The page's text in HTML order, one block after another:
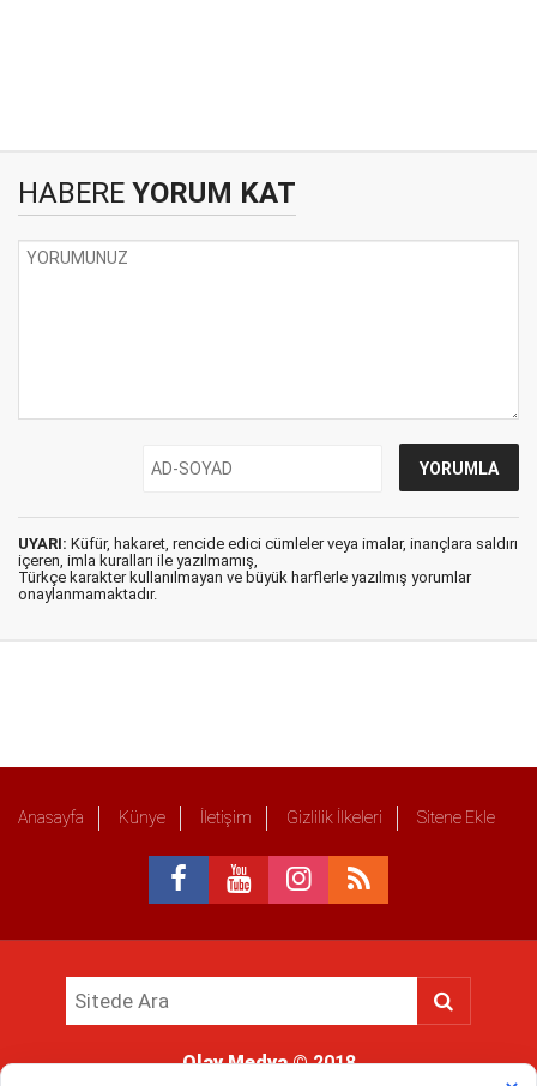
HABERE YORUM KAT
UYARI: Küfür, hakaret, rencide edici cümleler veya imalar, inançlara saldırı
içeren, imla kuralları ile yazılmamış,
Türkçe karakter kullanılmayan ve büyük harflerle yazılmış yorumlar
onaylanmamaktadır.
Anasayfa Künye İletişim Gizlilik İlkeleri Sitene Ekle
Olay Medya© 2018